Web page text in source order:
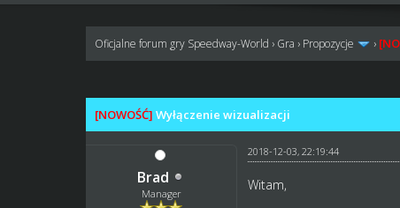
Oficjalne forum gry Speedway-World › Gra › Propozycje ›
[NOWOŚĆ] Wyłączenie wizualizacji
Brad
Manager
2018-12-03, 22:19:44
Witam,